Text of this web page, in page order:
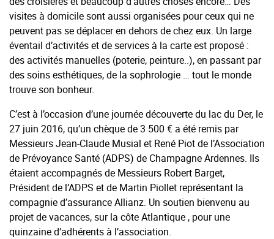
visites à domicile sont aussi organisées pour ceux qui ne
peuvent pas se déplacer en dehors de chez eux. Un large
éventail d’activités et de services à la carte est proposé :
des activités manuelles (poterie, peinture..), en passant par
des soins esthétiques, de la sophrologie … tout le monde
trouve son bonheur.
C’est à l’occasion d’une journée découverte du lac du Der, le
27 juin 2016, qu’un chèque de 3 500 € a été remis par
Messieurs Jean-Claude Musial et René Piot de l’Association
de Prévoyance Santé (ADPS) de Champagne Ardennes. Ils
étaient accompagnés de Messieurs Robert Barget,
Président de l’ADPS et de Martin Piollet représentant la
compagnie d’assurance Allianz. Un soutien bienvenu au
projet de vacances, sur la côte Atlantique , pour une
quinzaine d’adhérents à l’association.